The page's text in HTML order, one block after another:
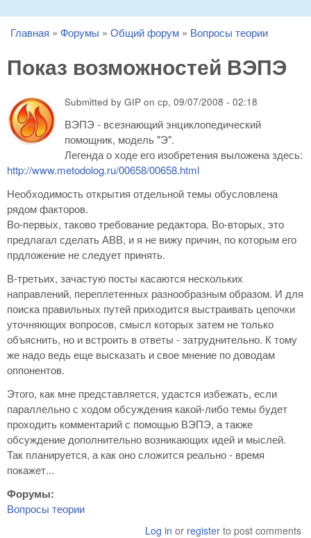
You are here
Главная » Форумы » Общий форум » Вопросы теории
Показ возможностей ВЭПЭ
Submitted by GIP on ср, 09/07/2008 - 02:18
ВЭПЭ - всезнающий энциклопедический
помощник, модель "Э".
Легенда о ходе его изобретения выложена здесь:
http://www.metodolog.ru/00658/00658.html
Необходимость открытия отдельной темы обусловлена
рядом факторов.
Во-первых, таково требование редактора. Во-вторых, это
предлагал сделать АВВ, и я не вижу причин, по которым его
прдложение не следует принять.
В-третьих, зачастую посты касаются нескольких
направлений, переплетенных разнообразным образом. И для
поиска правильных путей приходится выстраивать цепочки
уточняющих вопросов, смысл которых затем не только
объяснить, но и встроить в ответы - затруднительно. К тому
же надо ведь еще высказать и свое мнение по доводам
оппонентов.
Этого, как мне представляется, удастся избежать, если
параллельно с ходом обсуждения какой-либо темы будет
проходить комментарий с помощью ВЭПЭ, а также
обсуждение дополнительно возникающих идей и мыслей.
Так планируется, а как оно сложится реально - время
покажет...
Форумы:
Вопросы теории
Log in or register to post comments